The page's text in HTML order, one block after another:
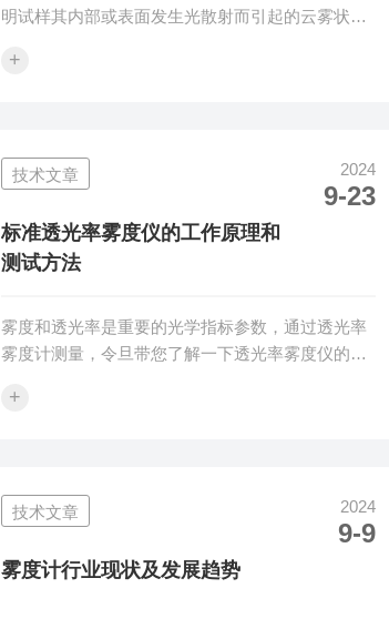
明试样其内部或表面发生光散射而引起的云雾状状
定。透光率是表征透明试样或半透明试样透光的能
光），一部分则会穿透材料（透射光），但是在透
射一部分光中，有一些会保持原来的传播方向，叫
做平行射，而另一部分光，则会因为材料的特性在
内部散射开去，这部分散射光就是雾度定义中提
+
技术文章 2024
9-23
标准透光率雾度仪的工作原理和
测试方法
雾度和透光率是重要的光学指标参数，通过透光率
雾度计测量，令旦带您了解一下透光率雾度仪的工
半透明材料内部浑浊不规则的状态，透光率表示材
明半透明材料时，受材料反射和吸收的影响，透过
的光通量小于等于入射光通量，透射光通量与入射
光通量的百分比，我们称之为透光率Tt。材料组
+
技术文章 2024
9-9
雾度计行业现状及发展趋势